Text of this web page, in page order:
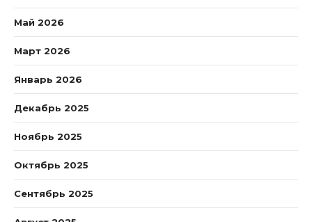
Май 2026
Март 2026
Январь 2026
Декабрь 2025
Ноябрь 2025
Октябрь 2025
Сентябрь 2025